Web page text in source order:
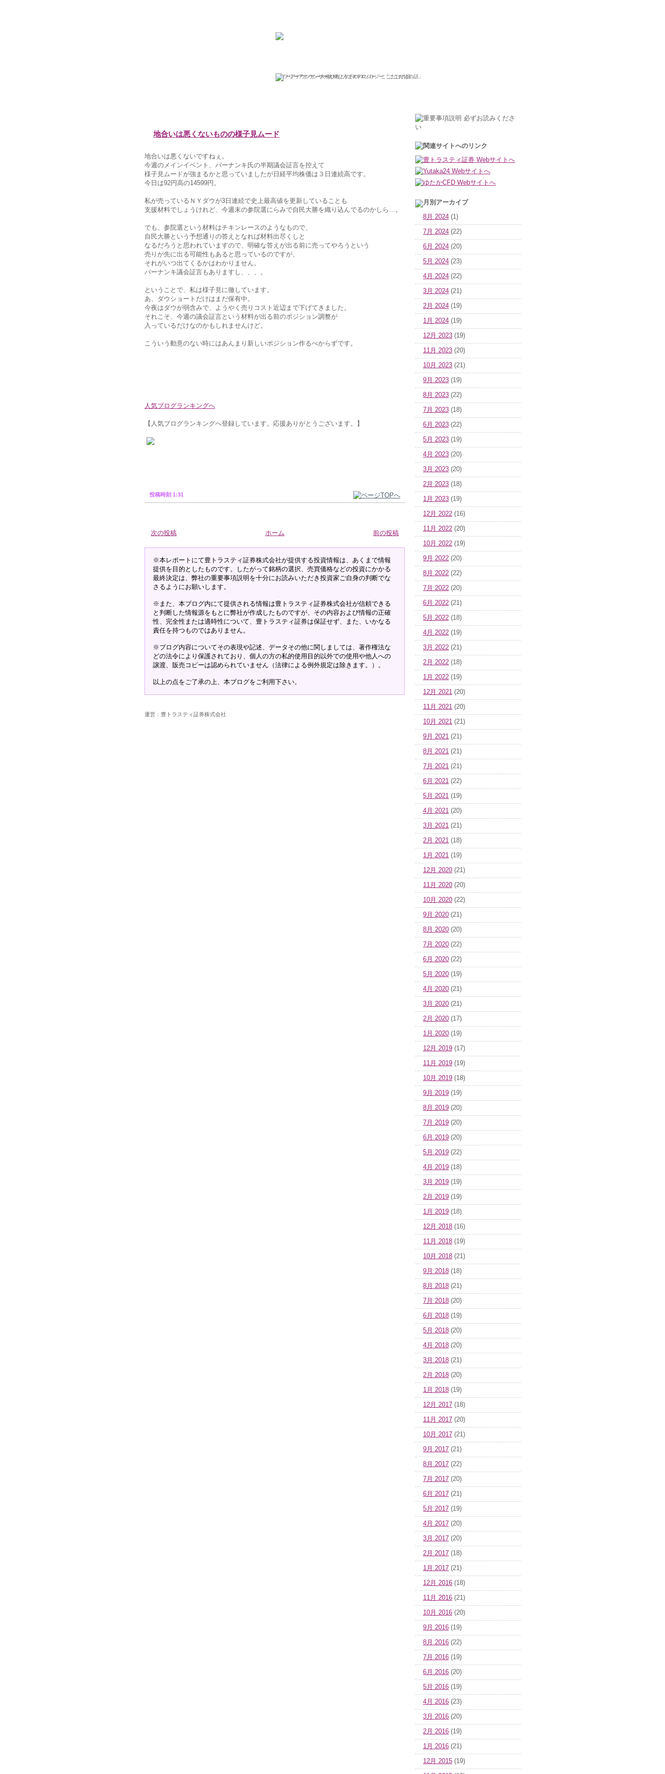
ひろこの“ボラタイル”な日々
フリーアナウンサー大橋ひろこのFXソロジー「ここだけの話」
地合いは悪くないものの様子見ムード
地合いは悪くないですねぇ。
今週のメインイベント、バーナンキ氏の半期議会証言を控えて
様子見ムードが強まるかと思っていましたが日経平均株価は３日連続高です。
今日は92円高の14599円。
私が売っているＮＹダウが3日連続で史上最高値を更新していることも
支援材料でしょうけれど、今週末の参院選にらみで自民大勝を織り込んでるのかしら…。
でも、参院選という材料はチキンレースのようなもので、
自民大勝という予想通りの答えとなれば材料出尽くしと
なるだろうと思われていますので、明確な答えが出る前に売ってやろうという
売りが先に出る可能性もあると思っているのですが、
それがいつ出てくるかはわかりません。
バーナンキ議会証言もありますし、、、。
ということで、私は様子見に徹しています。
あ、ダウショートだけはまだ保有中。
今夜はダウが弱含みで、ようやく売りコスト近辺まで下げてきました。
それこそ、今週の議会証言という材料が出る前のポジション調整が
入っているだけなのかもしれませんけど。
こういう動意のない時にはあんまり新しいポジション作るべからずです。
人気ブログランキングへ
【人気ブログランキングへ登録しています。応援ありがとうございます。】
投稿時刻 1:31
次の投稿 前の投稿
ホーム
※本レポートにて豊トラスティ証券株式会社が提供する投資情報は、あくまで情報
提供を目的としたものです。したがって銘柄の選択、売買価格などの投資にかかる
最終決定は、弊社の重要事項説明を十分にお読みいただき投資家ご自身の判断でな
さるようにお願いします。
※また、本ブログ内にて提供される情報は豊トラスティ証券株式会社が信頼できる
と判断した情報源をもとに弊社が作成したものですが、その内容および情報の正確
性、完全性または適時性について、豊トラスティ証券は保証せず、また、いかなる
責任を持つものではありません。
※ブログ内容についてその表現や記述、データその他に関しましては、著作権法な
どの法令により保護されており、個人の方の私的使用目的以外での使用や他人への
譲渡、販売コピーは認められていません（法律による例外規定は除きます。）。
以上の点をご了承の上、本ブログをご利用下さい。
運営：豊トラスティ証券株式会社
8月 2024 (1)
7月 2024 (22)
6月 2024 (20)
5月 2024 (23)
4月 2024 (22)
3月 2024 (21)
2月 2024 (19)
1月 2024 (19)
12月 2023 (19)
11月 2023 (20)
10月 2023 (21)
9月 2023 (19)
8月 2023 (22)
7月 2023 (18)
6月 2023 (22)
5月 2023 (19)
4月 2023 (20)
3月 2023 (20)
2月 2023 (18)
1月 2023 (19)
12月 2022 (16)
11月 2022 (20)
10月 2022 (19)
9月 2022 (20)
8月 2022 (22)
7月 2022 (20)
6月 2022 (21)
5月 2022 (18)
4月 2022 (19)
3月 2022 (21)
2月 2022 (18)
1月 2022 (19)
12月 2021 (20)
11月 2021 (20)
10月 2021 (21)
9月 2021 (21)
8月 2021 (21)
7月 2021 (21)
6月 2021 (22)
5月 2021 (19)
4月 2021 (20)
3月 2021 (21)
2月 2021 (18)
1月 2021 (19)
12月 2020 (21)
11月 2020 (20)
10月 2020 (22)
9月 2020 (21)
8月 2020 (20)
7月 2020 (22)
6月 2020 (22)
5月 2020 (19)
4月 2020 (21)
3月 2020 (21)
2月 2020 (17)
1月 2020 (19)
12月 2019 (17)
11月 2019 (19)
10月 2019 (18)
9月 2019 (19)
8月 2019 (20)
7月 2019 (20)
6月 2019 (20)
5月 2019 (22)
4月 2019 (18)
3月 2019 (19)
2月 2019 (19)
1月 2019 (18)
12月 2018 (16)
11月 2018 (19)
10月 2018 (21)
9月 2018 (18)
8月 2018 (21)
7月 2018 (20)
6月 2018 (19)
5月 2018 (20)
4月 2018 (20)
3月 2018 (21)
2月 2018 (20)
1月 2018 (19)
12月 2017 (18)
11月 2017 (20)
10月 2017 (21)
9月 2017 (21)
8月 2017 (22)
7月 2017 (20)
6月 2017 (21)
5月 2017 (19)
4月 2017 (20)
3月 2017 (20)
2月 2017 (18)
1月 2017 (21)
12月 2016 (18)
11月 2016 (21)
10月 2016 (20)
9月 2016 (19)
8月 2016 (22)
7月 2016 (19)
6月 2016 (20)
5月 2016 (19)
4月 2016 (23)
3月 2016 (20)
2月 2016 (19)
1月 2016 (21)
12月 2015 (19)